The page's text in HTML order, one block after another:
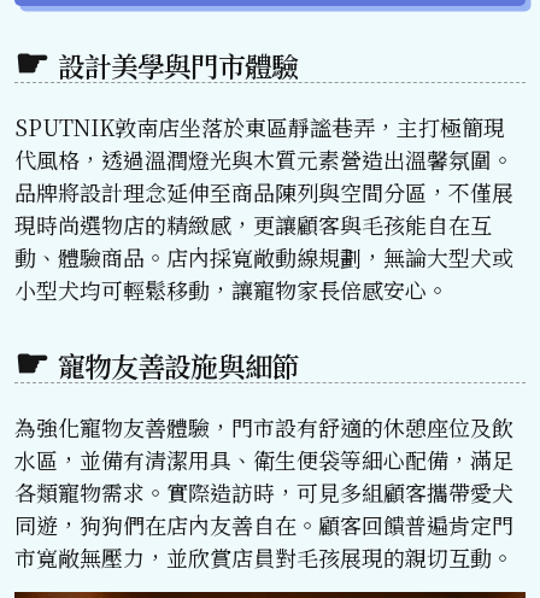
設計美學與門市體驗
SPUTNIK敦南店坐落於東區靜謐巷弄，主打極簡現
代風格，透過溫潤燈光與木質元素營造出溫馨氛圍。
品牌將設計理念延伸至商品陳列與空間分區，不僅展
現時尚選物店的精緻感，更讓顧客與毛孩能自在互
動、體驗商品。店內採寬敞動線規劃，無論大型犬或
小型犬均可輕鬆移動，讓寵物家長倍感安心。
寵物友善設施與細節
為強化寵物友善體驗，門市設有舒適的休憩座位及飲
水區，並備有清潔用具、衛生便袋等細心配備，滿足
各類寵物需求。實際造訪時，可見多組顧客攜帶愛犬
同遊，狗狗們在店內友善自在。顧客回饋普遍肯定門
市寬敞無壓力，並欣賞店員對毛孩展現的親切互動。